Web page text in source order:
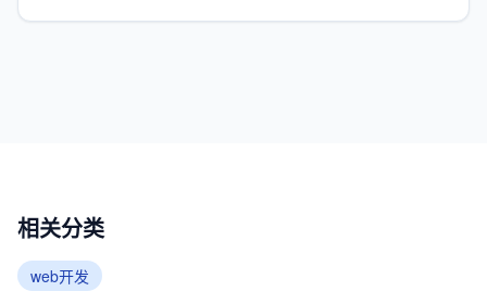
相关分类
web开发